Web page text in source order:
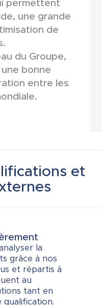
permettent
une grande
de
du Groupe,
bonne
entre les
et
la
grâce à nos
et répartis à
au
tant en
qualification.